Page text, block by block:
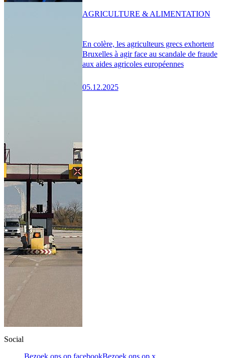
En colère, les agriculteurs grecs exhortent
Bruxelles à agir face au scandale de fraude
aux aides agricoles européennes
05.12.2025
AGRICULTURE & ALIMENTATION
Social
Bezoek ons op facebookBezoek ons op x